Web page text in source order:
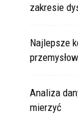
zakresie
Najlepsze
Analiza
mierzyć